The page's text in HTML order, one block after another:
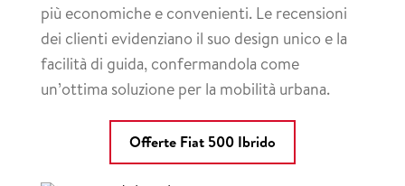
più economiche e convenienti. Le recensioni
dei clienti evidenziano il suo design unico e la
facilità di guida, confermandola come
un’ottima soluzione per la mobilità urbana.
Offerte Fiat 500 Ibrido